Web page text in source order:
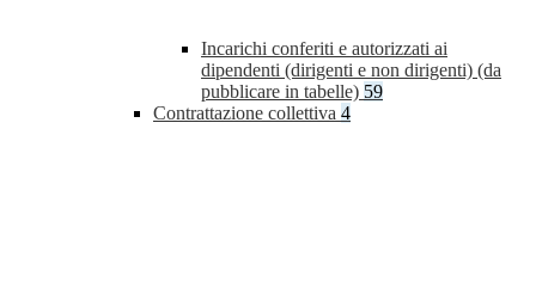
Incarichi conferiti e autorizzati ai
dipendenti (dirigenti e non dirigenti) (da
pubblicare in tabelle) 59
Contrattazione collettiva 4